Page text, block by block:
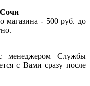
магазина - 500 руб. до
с менеджером Службы
с Вами сразу после